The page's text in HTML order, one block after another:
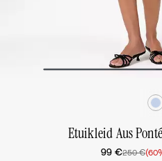
Etuikleid Aus
99 €250 €